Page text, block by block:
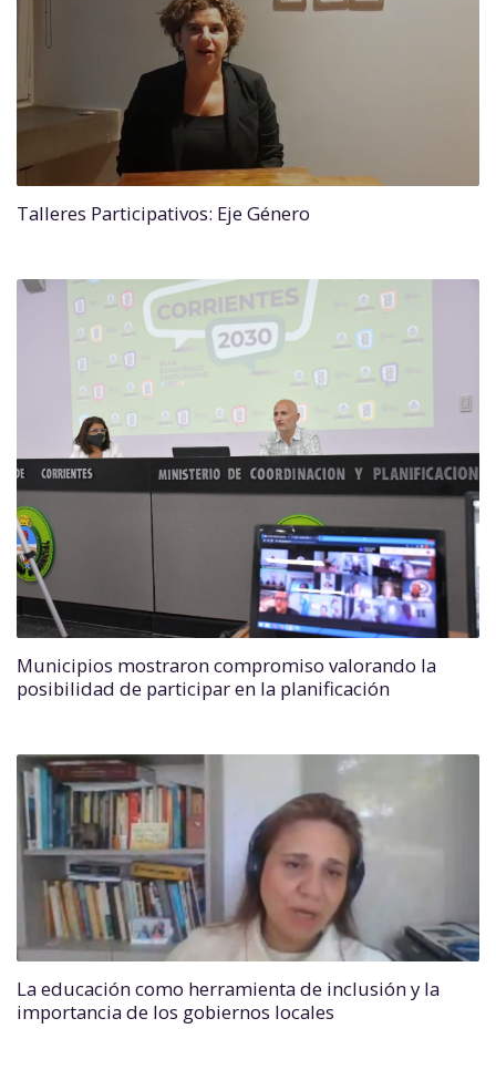
Talleres Participativos: Eje Género
Municipios mostraron compromiso valorando la
posibilidad de participar en la planificación
La educación como herramienta de inclusión y la
importancia de los gobiernos locales